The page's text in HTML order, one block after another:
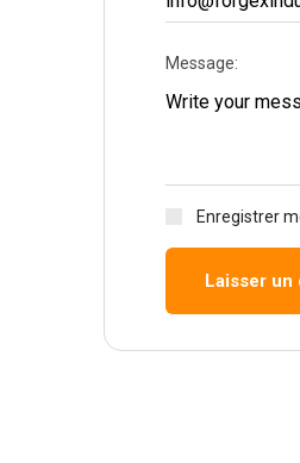
Enregistrer
Message:
Laisser un